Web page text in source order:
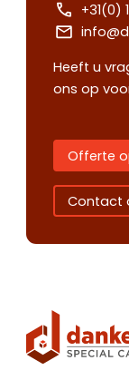
+31(0)
Heeft u
ons op
Offerte
Contact